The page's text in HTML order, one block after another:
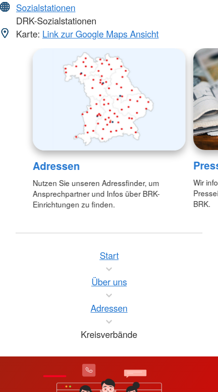
Sozialstationen
DRK-Sozialstationen
Karte: Link zur Google Maps Ansicht
Adressen
Nutzen Sie unseren Adressfinder, um
Ansprechpartner und Infos über BRK-
Einrichtungen zu finden.
Wir
BRK.
Start
Über uns
Adressen
Kreisverbände